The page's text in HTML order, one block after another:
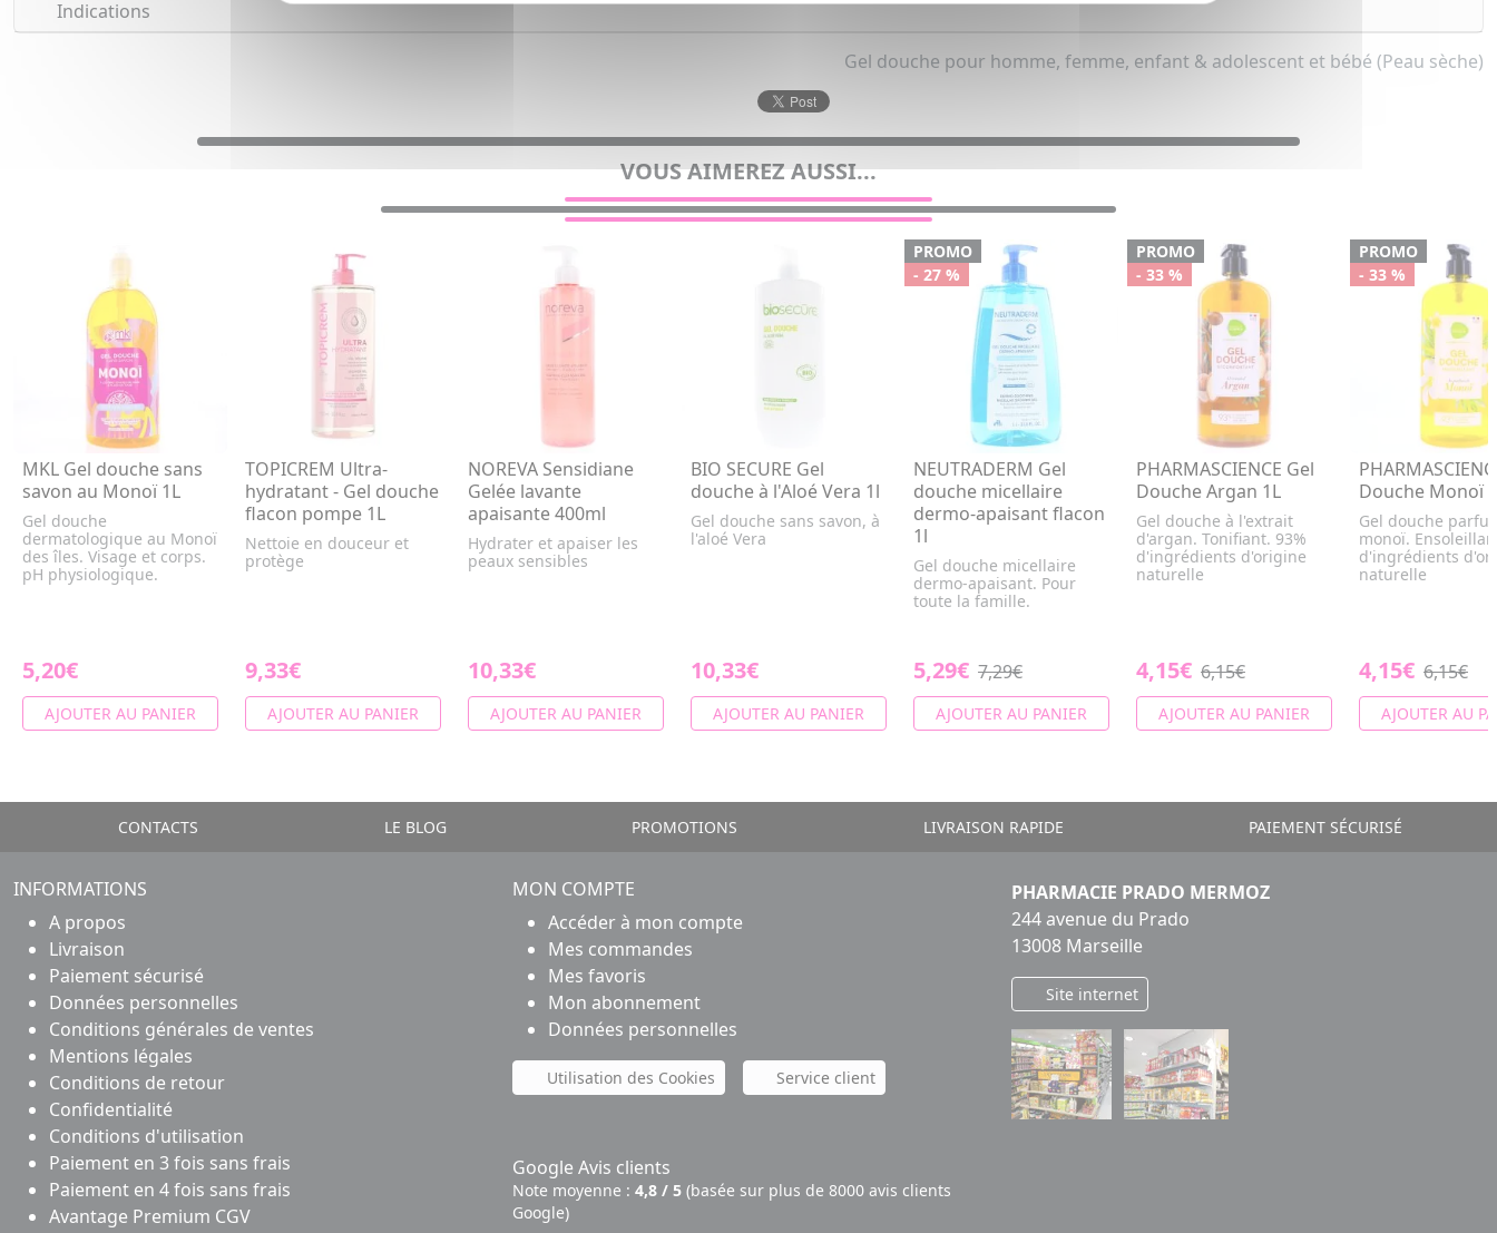
Indications
Gel douche pour homme, femme, enfant & adolescent et bébé (Peau sèche)
VOUS AIMEREZ AUSSI...
MKL Gel douche sans
savon au Monoï 1L
Gel douche
dermatologique au Monoï
des îles. Visage et corps.
pH physiologique.
5,20€
AJOUTER AU PANIER
TOPICREM Ultra-
hydratant - Gel douche
flacon pompe 1L
Nettoie en douceur et
protège
9,33€
AJOUTER AU PANIER
NOREVA Sensidiane
Gelée lavante
apaisante 400ml
Hydrater et apaiser les
peaux sensibles
10,33€
AJOUTER AU PANIER
BIO SECURE Gel
douche à l'Aloé Vera 1l
Gel douche sans savon, à
l'aloé Vera
10,33€
AJOUTER AU PANIER
PROMO
- 27 %
NEUTRADERM Gel
douche micellaire
dermo-apaisant flacon
1l
Gel douche micellaire
dermo-apaisant. Pour
toute la famille.
5,29€ 7,29€
AJOUTER AU PANIER
PROMO
- 33 %
PHARMASCIENCE Gel
Douche Argan 1L
Gel douche à l'extrait
d'argan. Tonifiant. 93%
d'ingrédients d'origine
naturelle
4,15€ 6,15€
AJOUTER AU PANIER
PROMO
- 33 %
Douche Monoï
Gel douche
monoï.
d'ingrédients
naturelle
4,15€ 6,15€
AJOUTER AU
CONTACTS LE BLOG PROMOTIONS LIVRAISON RAPIDE PAIEMENT SÉCURISÉ
INFORMATIONS
A propos
Livraison
Paiement sécurisé
Données personnelles
Conditions générales de ventes
Mentions légales
Conditions de retour
Confidentialité
Conditions d'utilisation
Paiement en 3 fois sans frais
Paiement en 4 fois sans frais
Avantage Premium CGV
MON COMPTE
Accéder à mon compte
Mes commandes
Mes favoris
Mon abonnement
Données personnelles
Utilisation des Cookies Service client
Google Avis clients
Note moyenne : 4,8 / 5 (basée sur plus de 8000 avis clients
Google)
PHARMACIE PRADO MERMOZ
244 avenue du Prado
13008 Marseille
Site internet